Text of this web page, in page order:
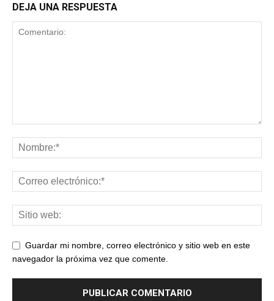
DEJA UNA RESPUESTA
Guardar mi nombre, correo electrónico y sitio web en este
navegador la próxima vez que comente.